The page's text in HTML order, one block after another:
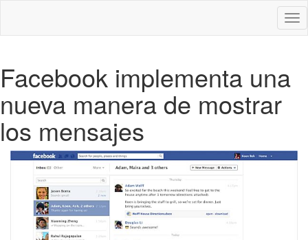
Facebook implementa una
nueva manera de mostrar
los mensajes